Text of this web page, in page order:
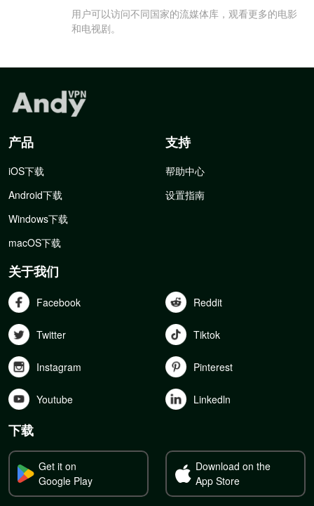
用户可以访问不同国家的流媒体库，观看更多的电影
和电视剧。
产品
iOS下载
Android下载
Windows下载
macOS下载
支持
帮助中心
设置指南
关于我们
Facebook Reddit
Twitter Tiktok
Instagram Pinterest
Youtube Linkedln
下载
Get it on
Google Play
Download on the
App Store